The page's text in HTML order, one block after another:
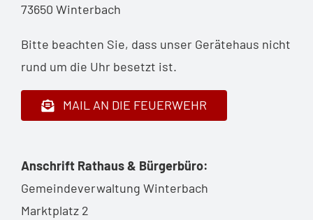
73650 Winterbach
Bitte beachten Sie, dass unser Gerätehaus nicht
rund um die Uhr besetzt ist.
MAIL AN DIE FEUERWEHR
Anschrift Rathaus & Bürgerbüro:
Gemeindeverwaltung Winterbach
Marktplatz 2